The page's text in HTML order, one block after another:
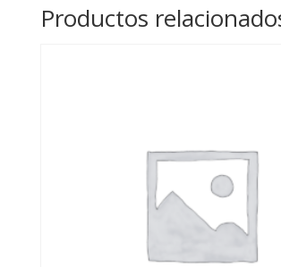
Productos